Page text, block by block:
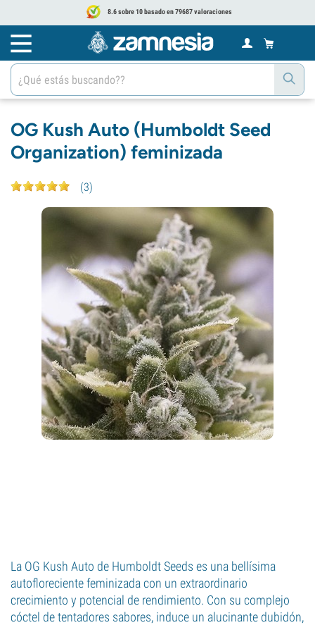
8.6 sobre 10 basado en 79687 valoraciones
OG Kush Auto (Humboldt Seed
Organization) feminizada
(3)
La OG Kush Auto de Humboldt Seeds es una bellísima
autofloreciente feminizada con un extraordinario
crecimiento y potencial de rendimiento. Con su complejo
cóctel de tentadores sabores, induce un alucinante dubidón,